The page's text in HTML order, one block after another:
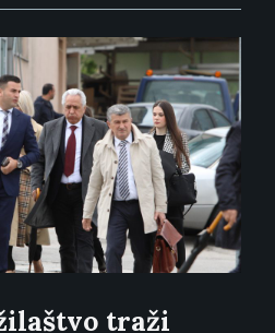
traži